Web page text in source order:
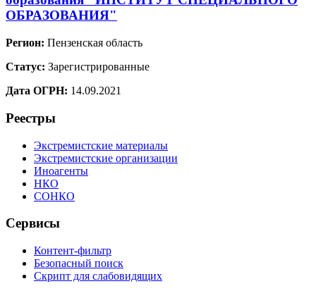
ОБРАЗОВАНИЯ"
Регион: Пензенская область
Статус: Зарегистрированные
Дата ОГРН: 14.09.2021
Реестры
Экстремистские материалы
Экстремистские организации
Иноагенты
НКО
СОНКО
Сервисы
Контент-фильтр
Безопасный поиск
Скрипт для слабовидящих